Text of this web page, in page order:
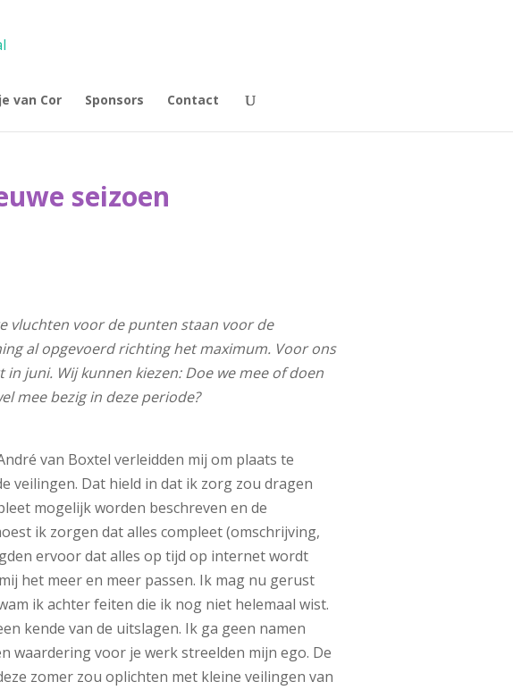
van Cor Sponsors Contact
seizoen
vluchten voor de punten staan voor de
al opgevoerd richting het maximum. Voor ons
juni. Wij kunnen kiezen: Doe we mee of doen
mee bezig in deze periode?
van Boxtel verleidden mij om plaats te
veilingen. Dat hield in dat ik zorg zou dragen
mogelijk worden beschreven en de
ik zorgen dat alles compleet (omschrijving,
ervoor dat alles op tijd op internet wordt
het meer en meer passen. Ik mag nu gerust
ik achter feiten die ik nog niet helemaal wist.
kende van de uitslagen. Ik ga geen namen
waardering voor je werk streelden mijn ego. De
zomer zou oplichten met kleine veilingen van